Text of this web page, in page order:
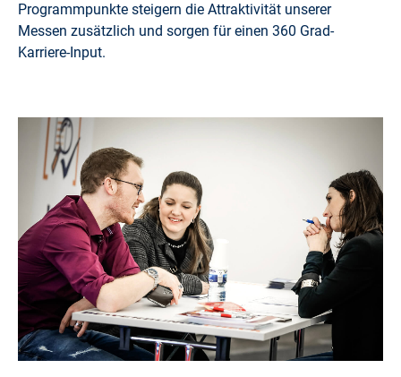
Programmpunkte steigern die Attraktivität unserer
Messen zusätzlich und sorgen für einen 360 Grad-
Karriere-Input.